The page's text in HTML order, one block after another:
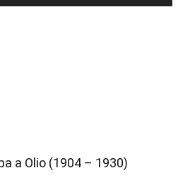
a Olio (1904 – 1930)